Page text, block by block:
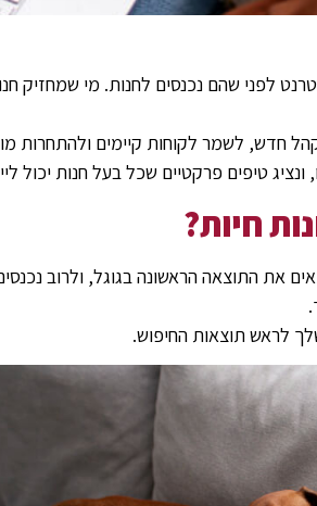
לפני שהם נכנסים לחנות. מי שמחזיק
חדש, לשמר לקוחות קיימים ולהתחרות
טיפים פרקטיים שכל בעל חנות יכול
חיות?
את התוצאה הראשונה בגוגל, ולרוב
לראש תוצאות החיפוש.